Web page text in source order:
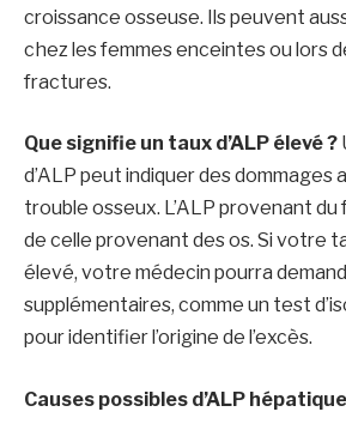
croissance osseuse. Ils peuvent
chez les femmes enceintes ou lors
fractures.
Que signifie un taux d’ALP élevé ?
d’ALP peut indiquer des dommages
trouble osseux. L’ALP provenant
de celle provenant des os. Si votre
élevé, votre médecin pourra
supplémentaires, comme un test
pour identifier l’origine de l’excès.
Causes possibles d’ALP